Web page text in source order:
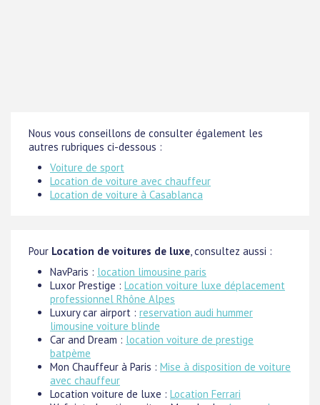
Nous vous conseillons de consulter également les
autres rubriques ci-dessous :
Voiture de sport
Location de voiture avec chauffeur
Location de voiture à Casablanca
Pour Location de voitures de luxe, consultez aussi :
NavParis : location limousine paris
Luxor Prestige : Location voiture luxe déplacement
professionnel Rhône Alpes
Luxury car airport : reservation audi hummer
limousine voiture blinde
Car and Dream : location voiture de prestige
batpème
Mon Chauffeur à Paris : Mise à disposition de voiture
avec chauffeur
Location voiture de luxe : Location Ferrari